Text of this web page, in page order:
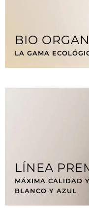
BIO
LA GAMA
LÍNEA
MÁXIMA CALIDAD
BLANCO Y AZUL